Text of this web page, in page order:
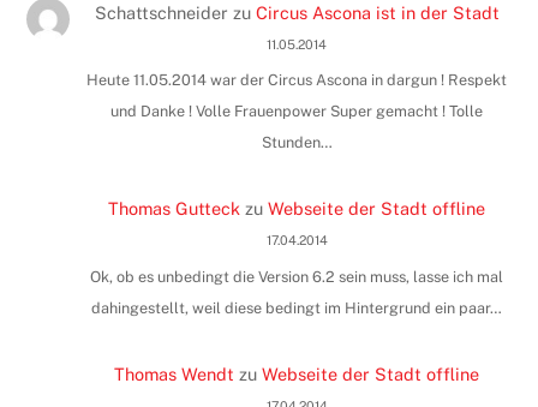
Schattschneider zu Circus Ascona ist in der Stadt
11.05.2014
Heute 11.05.2014 war der Circus Ascona in dargun ! Respekt
und Danke ! Volle Frauenpower Super gemacht ! Tolle
Stunden…
Thomas Gutteck zuWebseite der Stadt offline
17.04.2014
Ok, ob es unbedingt die Version 6.2 sein muss, lasse ich mal
dahingestellt, weil diese bedingt im Hintergrund ein paar…
Thomas Wendt zuWebseite der Stadt offline